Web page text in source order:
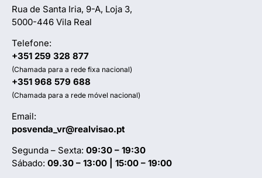
Rua de Santa Iria, 9-A, Loja 3,
5000-446 Vila Real
Telefone:
+351 259 328 877
(Chamada para a rede fixa nacional)
+351 968 579 688
(Chamada para a rede móvel nacional)
Email:
posvenda_vr@realvisao.pt
Segunda – Sexta: 09:30 – 19:30
Sábado: 09.30 – 13:00 | 15:00 – 19:00